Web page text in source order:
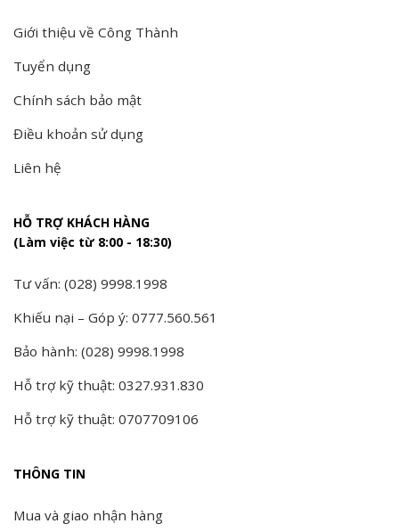
Giới thiệu về Công Thành
Tuyển dụng
Chính sách bảo mật
Điều khoản sử dụng
Liên hệ
HỖ TRỢ KHÁCH HÀNG
(Làm việc từ 8:00 - 18:30)
Tư vấn: (028) 9998.1998
Khiếu nại – Góp ý: 0777.560.561
Bảo hành: (028) 9998.1998
Hỗ trợ kỹ thuật: 0327.931.830
Hỗ trợ kỹ thuật: 0707709106
THÔNG TIN
Mua và giao nhận hàng